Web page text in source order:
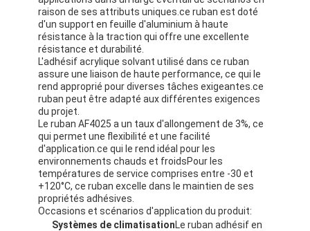
Bande de tissu en verre de papier d'aluminium
L'aluminium a fait face au papier d'emballage
Tissu de fibre de verre de papier d'aluminium
Bande de canevas d'aluminium
Ruban adhésif de tissu
Ruban adhésif dégrossi par double
Ruban adhésif d'ANIMAL FAMILIER
Moulage de précision de précision
raison de ses attributs uniques.ce ruban est doté
d'un support en feuille d'aluminium à haute
résistance à la traction qui offre une excellente
résistance et durabilité.
L'adhésif acrylique solvant utilisé dans ce ruban
assure une liaison de haute performance, ce qui le
rend approprié pour diverses tâches exigeantes.ce
ruban peut être adapté aux différentes exigences
du projet.
Le ruban AF4025 a un taux d'allongement de 3%, ce
qui permet une flexibilité et une facilité
d'application.ce qui le rend idéal pour les
environnements chauds et froidsPour les
températures de service comprises entre -30 et
+120°C, ce ruban excelle dans le maintien de ses
propriétés adhésives.
Occasions et scénarios d'application du produit:
Systèmes de climatisationLe ruban adhésif en